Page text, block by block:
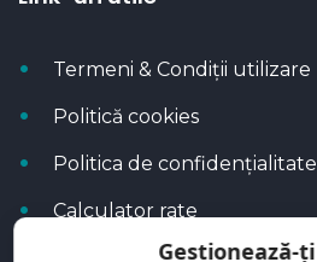
Gestionează-ți
Termeni & Condiții utilizare
Politică cookies
Politica de confidențialitate
Calculator rate